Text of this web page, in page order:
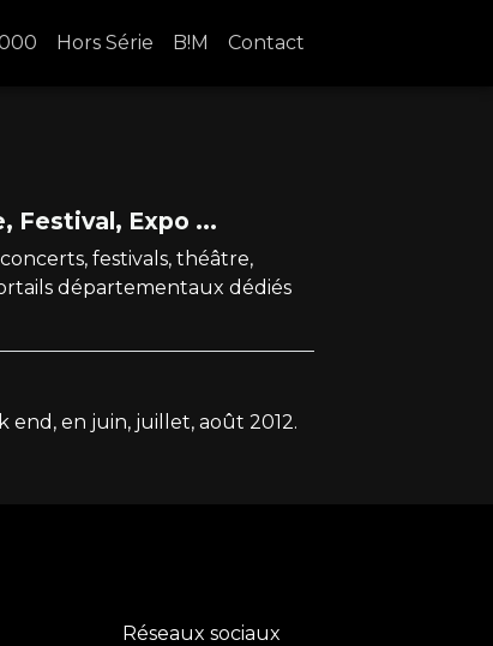
Hors Série B!M Contact
Festival, Expo ...
festivals, théâtre,
départementaux dédiés
end, en juin, juillet, août 2012.
Réseaux sociaux